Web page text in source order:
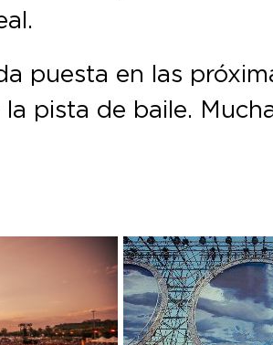
puesta en las
pista de baile.